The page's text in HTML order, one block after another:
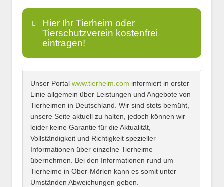
Hier Ihr Tierheim oder
Tierschutzverein kostenfrei
eintragen!
Name*
E-Mail*
Unser Portal www.tierheim.com informiert in erster
Linie allgemein über Leistungen und Angebote von
Tierheimen in Deutschland. Wir sind stets bemüht,
unsere Seite aktuell zu halten, jedoch können wir
leider keine Garantie für die Aktualität,
Vollständigkeit und Richtigkeit spezieller
Informationen über einzelne Tierheime
übernehmen. Bei den Informationen rund um
Tierheime in Ober-Mörlen kann es somit unter
Umständen Abweichungen geben.